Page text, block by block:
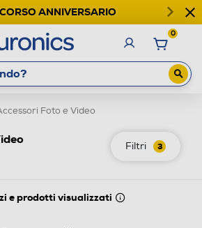
ANNIVERSARIO
0
Foto e Video
Filtri 3
e prodotti visualizzati